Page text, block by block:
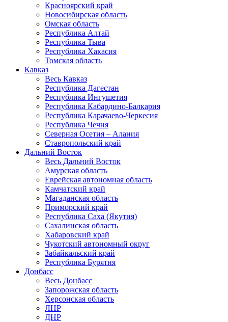
Красноярский край
Новосибирская область
Омская область
Республика Алтай
Республика Тыва
Республика Хакасия
Томская область
Кавказ
Весь Кавказ
Республика Дагестан
Республика Ингушетия
Республика Кабардино-Балкария
Республика Карачаево-Черкесия
Республика Чечня
Северная Осетия – Алания
Ставропольский край
Дальний Восток
Весь Дальний Восток
Амурская область
Еврейская автономная область
Камчатский край
Магаданская область
Приморский край
Республика Саха (Якутия)
Сахалинская область
Хабаровский край
Чукотский автономный округ
Забайкальский край
Республика Бурятия
Донбасс
Весь Донбасс
Запорожская область
Херсонская область
ЛНР
ДНР